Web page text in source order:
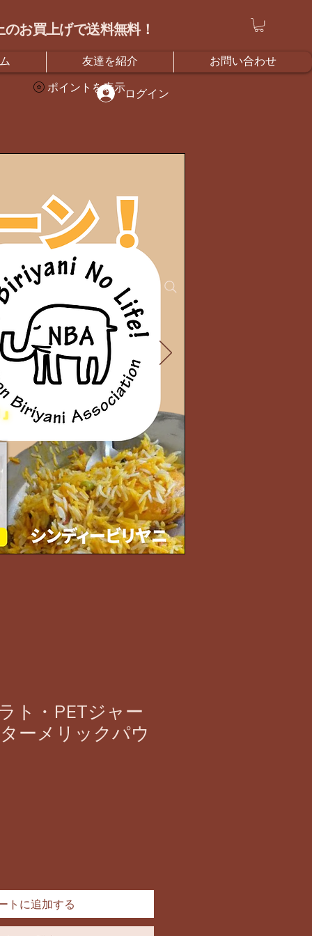
のお買上げで送料無料！
ログイン
ポイントを表示
友達を紹介 お問い合わせ
ト・PETジャー
ーメリックパウ
トに追加する